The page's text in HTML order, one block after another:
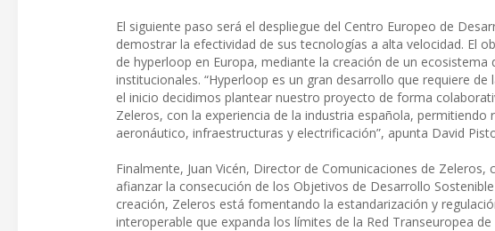
El siguiente paso será el despliegue del Centro Europeo de
demostrar la efectividad de sus tecnologías a alta velocidad. El
de hyperloop en Europa, mediante la creación de un
institucionales. “Hyperloop es un gran desarrollo que requiere
el inicio decidimos plantear nuestro proyecto de forma
Zeleros, con la experiencia de la industria española,
aeronáutico, infraestructuras y electrificación”, apunta David
Finalmente, Juan Vicén, Director de Comunicaciones de
afianzar la consecución de los Objetivos de Desarrollo
creación, Zeleros está fomentando la estandarización y
interoperable que expanda los límites de la Red Transeuropea de